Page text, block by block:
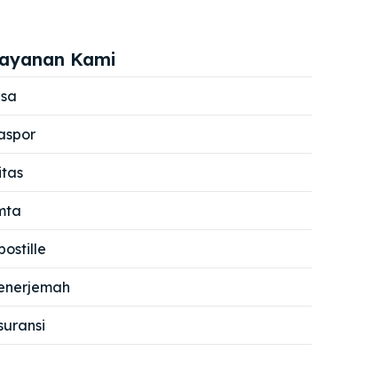
Kami